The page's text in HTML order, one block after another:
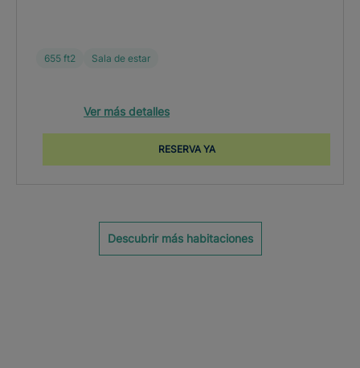
655 ft2 Sala de estar
Ver más detalles
RESERVA YA
Descubrir más habitaciones